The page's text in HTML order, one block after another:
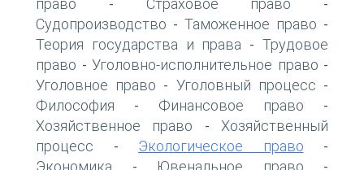
право - Страховое право -
Судопроизводство - Таможенное право -
Теория государства и права -Трудовое
право - Уголовно-исполнительное право -
Уголовное право - Уголовный процесс -
Философия - Финансовое право -
Хозяйственное право - Хозяйственный
процесс - Экологическое право -
Экономика Ювенальное право